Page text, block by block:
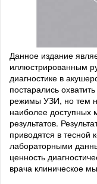
Данное издание
иллюстрированным
диагностике в
постарались
режимы УЗИ, но тем
наиболее доступных
результатов.
приводятся в тесной
лабораторными
ценность
врача клиническое